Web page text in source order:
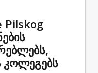
Pilskog
კოლეგებს